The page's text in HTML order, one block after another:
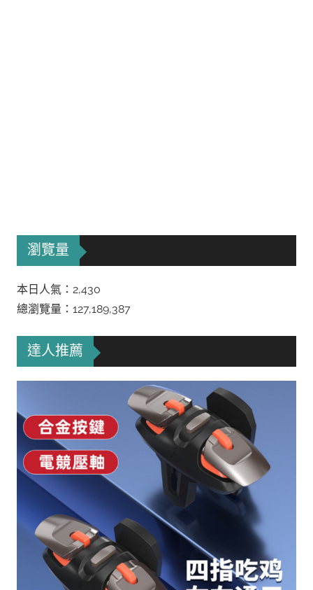
瀏覽量
本日人氣：2,430
總瀏覽量：127,189,387
達人推薦